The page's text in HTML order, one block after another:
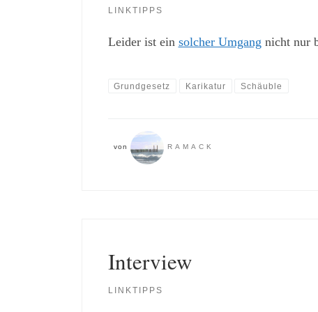
LINKTIPPS
Leider ist ein solcher Umgang nicht nur
Grundgesetz Karikatur Schäuble
von RAMACK
Interview
LINKTIPPS